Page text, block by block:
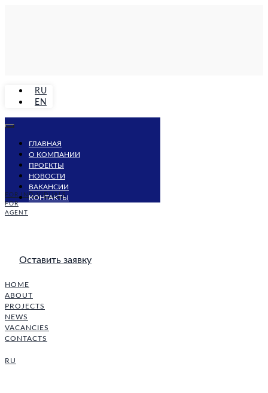
FOR INDIVIDUALS
FOR
AGENT
Оставить заявку
HOME
ABOUT
PROJECTS
NEWS
VACANCIES
CONTACTS
RU
RU
EN
ГЛАВНАЯ
О КОМПАНИИ
ПРОЕКТЫ
НОВОСТИ
ВАКАНСИИ
КОНТАКТЫ